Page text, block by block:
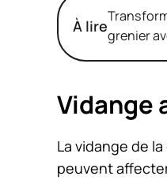
À liregrenier
Vidange
La vidange de
peuvent